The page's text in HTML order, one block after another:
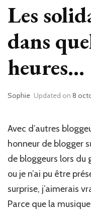
Les
dans
heures…
Sophie Updated on 8
Avec d’autres
honneur de blogger
de bloggeurs lors du
ou je n’ai pu être
surprise, j’aimerais
Parce que la